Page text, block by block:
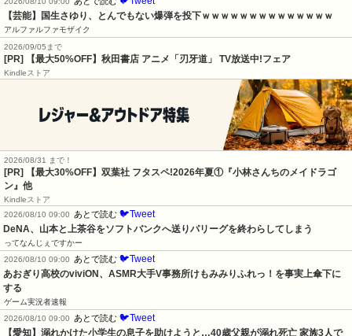
【芸能】国生さゆり、とんでもない爆弾を投下ｗｗｗｗｗｗｗｗｗｗｗｗｗｗ
アルファルファモザイク
2026/09/05まで
[PR] 【最大50%OFF】秋田書店 アニメ「刃牙道」 TV放送中!フェア
Kindleストア
2026/08/31 まで！
[PR] 【最大30%OFF】双葉社 フタスペ!2026年夏①『小林さんちのメイドラゴ
ン』他
Kindleストア
2026/08/10 09:00
あとで読む 🐦Tweet
DeNA、山本と上茶谷をソフトバンクへ送りパリーグを終わらしてしまう
ってなんじぇですかー
2026/08/10 09:00
あとで読む 🐦Tweet
あおぎり高校のviviON、ASMR大手V事務所けもみみりふれっ！を事実上傘下に
する
ゲーム実況者速報
2026/08/10 09:00
あとで読む 🐦Tweet
【愛知】溺れかけた小学生の息子を助けようと…40歳父親が溺れ死亡 家族3人で